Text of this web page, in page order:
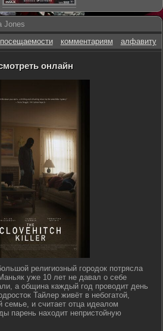
Jones
посещаемости комментариям алфавиту
онлайн
религиозный городок потрясла
уже 10 лет не давал о себе
а община каждый год проводит день
Тайлер живёт в небогатой,
семье, и считает отца идеалом
парень находит непристойную